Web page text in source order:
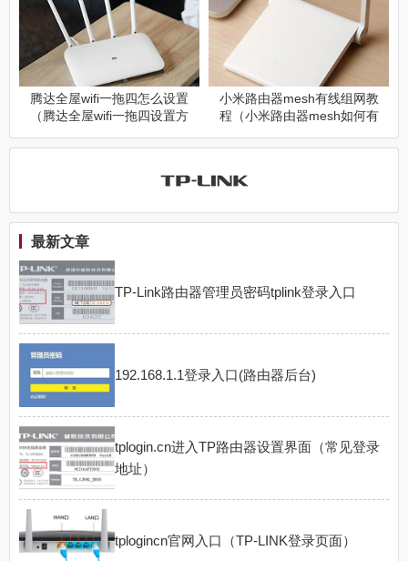
腾达全屋wifi一拖四怎么设置
（腾达全屋wifi一拖四设置方
小米路由器mesh有线组网教
程（小米路由器mesh如何有
最新文章
TP-Link路由器管理员密码tplink登录入口
192.168.1.1登录入口(路由器后台)
tplogin.cn进入TP路由器设置界面（常见登录
地址）
tplogincn官网入口（TP-LINK登录页面）